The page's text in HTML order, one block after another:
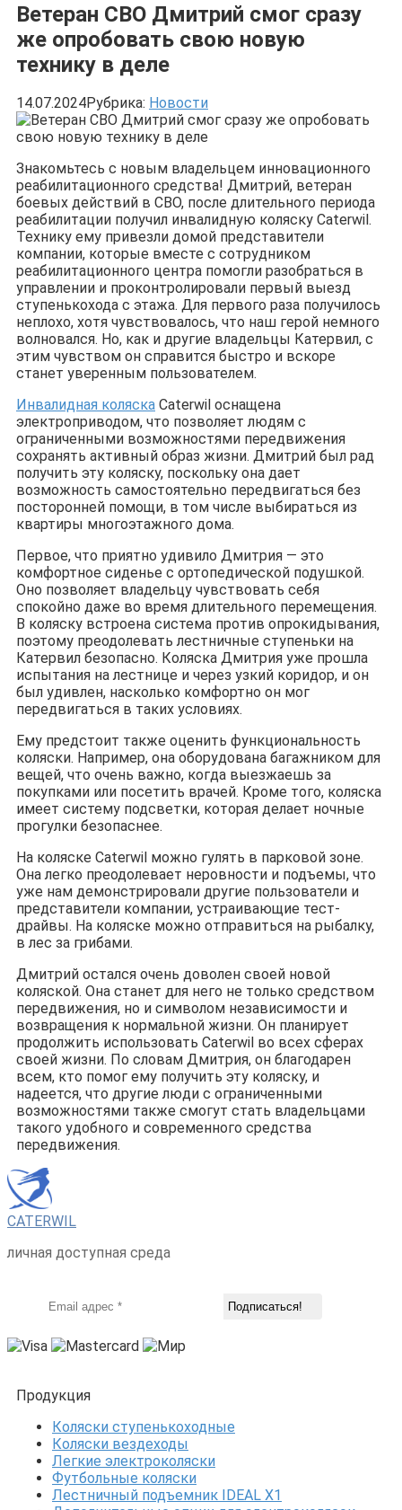
Ветеран СВО Дмитрий смог сразу
же опробовать свою новую
технику в деле
14.07.2024Рубрика: Новости
Знакомьтесь с новым владельцем инновационного
реабилитационного средства! Дмитрий, ветеран
боевых действий в СВО, после длительного периода
реабилитации получил инвалидную коляску Caterwil.
Технику ему привезли домой представители
компании, которые вместе с сотрудником
реабилитационного центра помогли разобраться в
управлении и проконтролировали первый выезд
ступенькохода с этажа. Для первого раза получилось
неплохо, хотя чувствовалось, что наш герой немного
волновался. Но, как и другие владельцы Катервил, с
этим чувством он справится быстро и вскоре
станет уверенным пользователем.
Инвалидная коляска Caterwil оснащена
электроприводом, что позволяет людям с
ограниченными возможностями передвижения
сохранять активный образ жизни. Дмитрий был рад
получить эту коляску, поскольку она дает
возможность самостоятельно передвигаться без
посторонней помощи, в том числе выбираться из
квартиры многоэтажного дома.
Первое, что приятно удивило Дмитрия — это
комфортное сиденье с ортопедической подушкой.
Оно позволяет владельцу чувствовать себя
спокойно даже во время длительного перемещения.
В коляску встроена система против опрокидывания,
поэтому преодолевать лестничные ступеньки на
Катервил безопасно. Коляска Дмитрия уже прошла
испытания на лестнице и через узкий коридор, и он
был удивлен, насколько комфортно он мог
передвигаться в таких условиях.
Ему предстоит также оценить функциональность
коляски. Например, она оборудована багажником для
вещей, что очень важно, когда выезжаешь за
покупками или посетить врачей. Кроме того, коляска
имеет систему подсветки, которая делает ночные
прогулки безопаснее.
На коляске Caterwil можно гулять в парковой зоне.
Она легко преодолевает неровности и подъемы, что
уже нам демонстрировали другие пользователи и
представители компании, устраивающие тест-
драйвы. На коляске можно отправиться на рыбалку,
в лес за грибами.
Дмитрий остался очень доволен своей новой
коляской. Она станет для него не только средством
передвижения, но и символом независимости и
возвращения к нормальной жизни. Он планирует
продолжить использовать Caterwil во всех сферах
своей жизни. По словам Дмитрия, он благодарен
всем, кто помог ему получить эту коляску, и
надеется, что другие люди с ограниченными
возможностями также смогут стать владельцами
такого удобного и современного средства
передвижения.
CATERWIL
личная доступная среда
Продукция
Коляски ступенькоходные
Коляски вездеходы
Легкие электроколяски
Футбольные коляски
Лестничный подъемник IDEAL X1